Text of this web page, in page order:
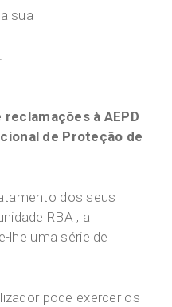
sua
à AEPD
de Proteção de
dos seus
RBA , a
lhe uma série de
pode exercer os